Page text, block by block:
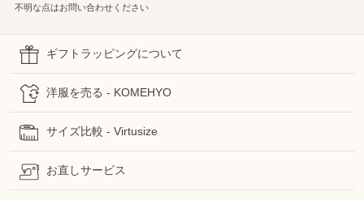
不明な点はお問い合わせください
ギフトラッピングについて
洋服を売る - KOMEHYO
サイズ比較 - Virtusize
お直しサービス